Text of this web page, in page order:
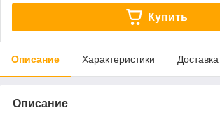
Купить
Описание Характеристики Доставка
Описание